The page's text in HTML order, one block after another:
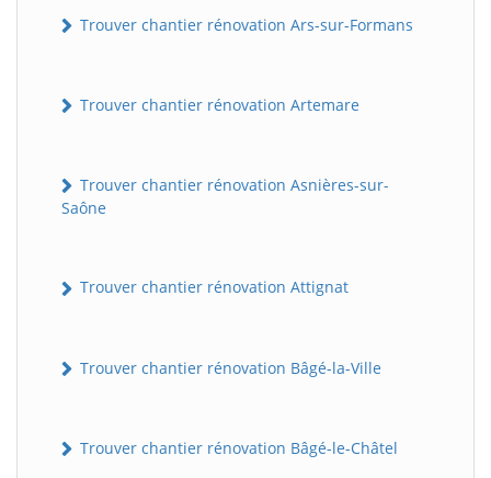
Trouver chantier rénovation Ars-sur-Formans
Trouver chantier rénovation Artemare
Trouver chantier rénovation Asnières-sur-
Saône
Trouver chantier rénovation Attignat
Trouver chantier rénovation Bâgé-la-Ville
Trouver chantier rénovation Bâgé-le-Châtel